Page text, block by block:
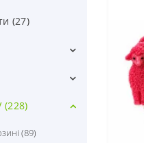
С (8)
(1)
(31)
(27)
(5)
(38)
(43)
(228)
(89)